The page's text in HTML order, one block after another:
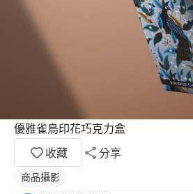
優雅雀鳥印花巧克力盒
收藏
分享
商品攝影